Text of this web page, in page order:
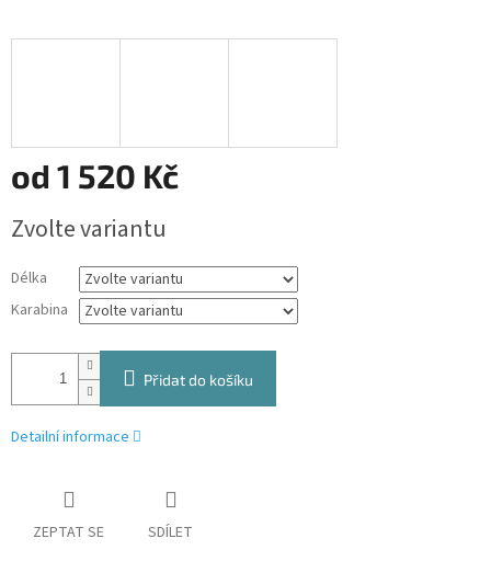
od 1 520 Kč
cena:
Zvolte variantu
Délka
Karabina
Přidat do košíku
Detailní informace
ZEPTAT SE SDÍLET